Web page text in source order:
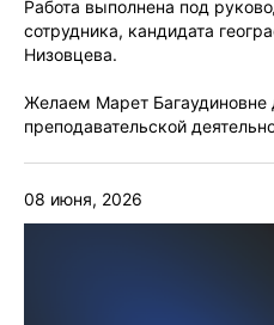
Работа выполнена под
сотрудника, кандидата
Низовцева.
Желаем Марет Багаудиновне
преподавательской
08 июня, 2026